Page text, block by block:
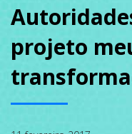
SOBRE
NOTÍCIAS
projeto